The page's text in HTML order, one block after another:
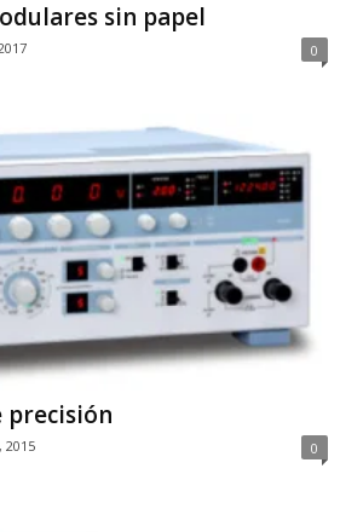
sin papel
0
precisión
0